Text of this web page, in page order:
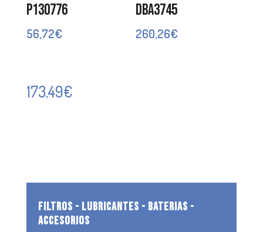
P130776
56,72€
DBA3745
260,26€
173,49€
FILTROS - LUBRICANTES - BATERIAS -
ACCESORIOS